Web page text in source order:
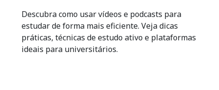
Descubra como usar vídeos e podcasts para
estudar de forma mais eficiente. Veja dicas
práticas, técnicas de estudo ativo e plataformas
ideais para universitários.